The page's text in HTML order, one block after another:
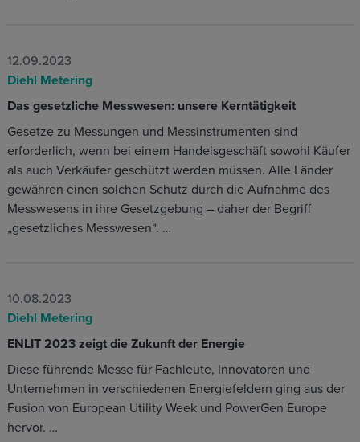
12.09.2023
Diehl Metering
Das gesetzliche Messwesen: unsere Kerntätigkeit
Gesetze zu Messungen und Messinstrumenten sind
erforderlich, wenn bei einem Handelsgeschäft sowohl Käufer
als auch Verkäufer geschützt werden müssen. Alle Länder
gewähren einen solchen Schutz durch die Aufnahme des
Messwesens in ihre Gesetzgebung – daher der Begriff
„gesetzliches Messwesen“. …
10.08.2023
Diehl Metering
ENLIT 2023 zeigt die Zukunft der Energie
Diese führende Messe für Fachleute, Innovatoren und
Unternehmen in verschiedenen Energiefeldern ging aus der
Fusion von European Utility Week und PowerGen Europe
hervor. …